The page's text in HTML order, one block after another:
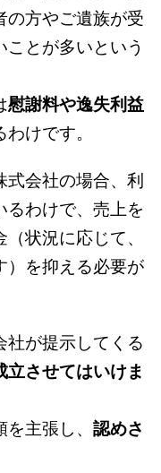
の方やご遺族が受
とが多いという
慰謝料や逸失利益
わけです。
会社の場合、利
るわけで、売上を
状況に応じて、
）を抑える必要が
社が提示してくる
立させてはいけま
を主張し、認めさ